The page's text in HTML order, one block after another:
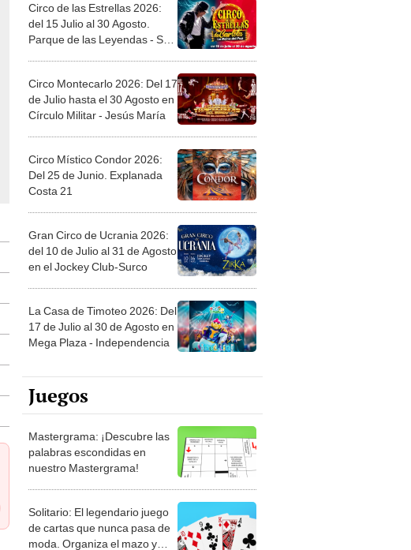
Circo de las Estrellas 2026:
del 15 Julio al 30 Agosto.
Parque de las Leyendas - San
Circo Montecarlo 2026: Del 17
de Julio hasta el 30 Agosto en
Círculo Militar - Jesús María
Circo Místico Condor 2026:
Del 25 de Junio. Explanada
Costa 21
Gran Circo de Ucrania 2026:
del 10 de Julio al 31 de Agosto
en el Jockey Club-Surco
La Casa de Timoteo 2026: Del
17 de Julio al 30 de Agosto en
Mega Plaza - Independencia
Juegos
Mastergrama: ¡Descubre las
palabras escondidas en
nuestro Mastergrama!
Solitario: El legendario juego
de cartas que nunca pasa de
moda. Organiza el mazo y